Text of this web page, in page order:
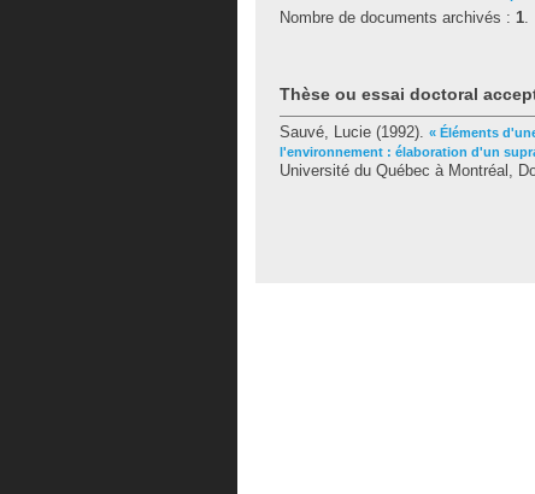
Nombre de documents archivés : 1.
Thèse ou essai doctoral
Sauvé, Lucie (1992). « Éléments
l'environnement : élaboration d'un
Université du Québec à Montréal,